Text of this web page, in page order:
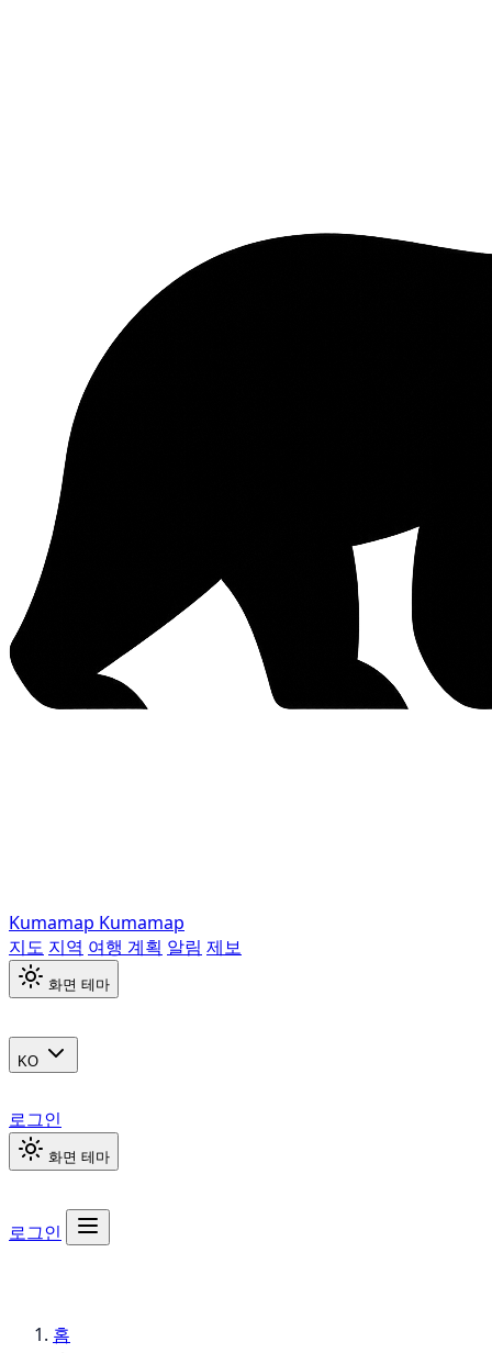
Kumamap Kumamap
지도 지역 여행 계획 알림 제보
화면 테마
KO
로그인
화면 테마
로그인
홈